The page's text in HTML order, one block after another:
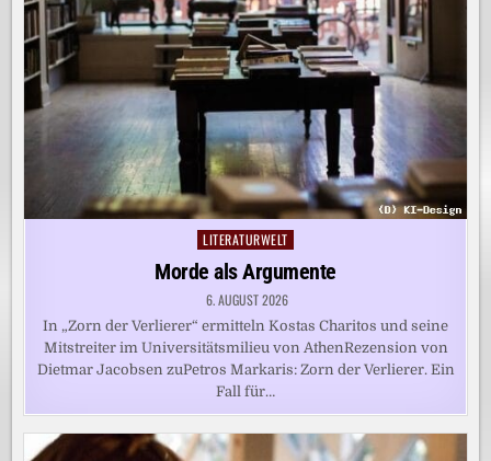
Posted
in
LITERATURWELT
Morde als Argumente
6. AUGUST 2026
In „Zorn der Verlierer“ ermitteln Kostas Charitos und seine
Mitstreiter im Universitätsmilieu von AthenRezension von
Dietmar Jacobsen zuPetros Markaris: Zorn der Verlierer. Ein
Fall für…